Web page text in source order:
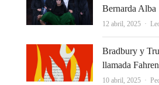
Bernarda Alba
12 abril, 2025
Bradbury y
llamada
10 abril, 2025